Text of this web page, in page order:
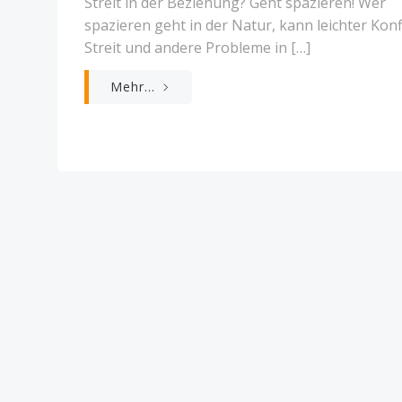
spazieren geht in der Natur, kann leichter
Streit und andere Probleme in […]
Mehr...